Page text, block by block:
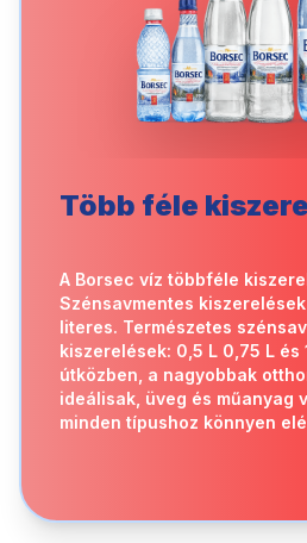
Több féle
A Borsec víz többféle
Szénsavmentes
literes. Természetes
kiszerelések: 0,5 L 0,75 L és
útközben, a nagyobbak
ideálisak, üveg és műanyag
minden típushoz könnyen